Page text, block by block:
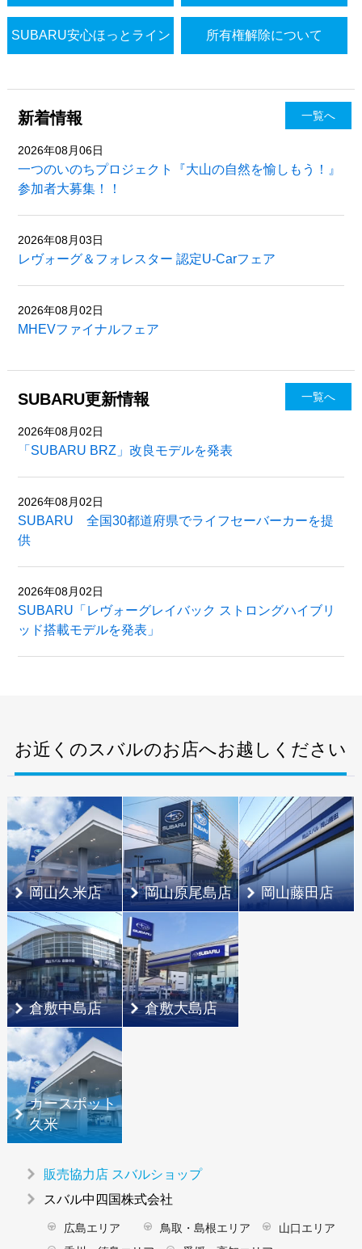
SUBARU安心ほっとライン 所有権解除について
新着情報 一覧へ
2026年08月06日
一つのいのちプロジェクト『大山の自然を愉しもう！』
参加者大募集！！
2026年08月03日
レヴォーグ＆フォレスター 認定U-Carフェア
2026年08月02日
MHEVファイナルフェア
SUBARU更新情報 一覧へ
2026年08月02日
「SUBARU BRZ」改良モデルを発表
2026年08月02日
SUBARU 全国30都道府県でライフセーバーカーを提
供
2026年08月02日
SUBARU「レヴォーグレイバック ストロングハイブリ
ッド搭載モデルを発表」
お近くのスバルのお店へお越しください
岡山久米店 岡山原尾島店 岡山藤田店
倉敷中島店 倉敷大島店
カースポット
久米
販売協力店 スバルショップ
スバル中四国株式会社
広島エリア 鳥取・島根エリア
山口エリア